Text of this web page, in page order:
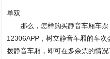
单双
那么，怎样购买静音车厢车票
12306APP，树立静音车厢的车次
拨静音车厢，即可在多余票的情